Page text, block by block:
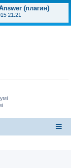
(плагин)
21:21